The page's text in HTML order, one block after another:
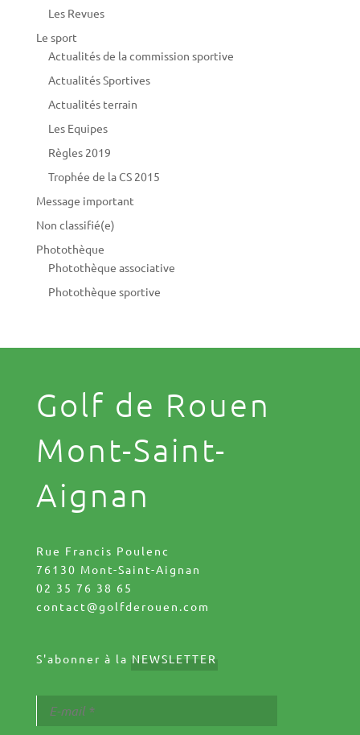
Les Revues
Le sport
Actualités de la commission sportive
Actualités Sportives
Actualités terrain
Les Equipes
Règles 2019
Trophée de la CS 2015
Message important
Non classifié(e)
Photothèque
Photothèque associative
Photothèque sportive
Golf de Rouen
Mont-Saint-
Aignan
Rue Francis Poulenc
76130 Mont-Saint-Aignan
02 35 76 38 65
contact@golfderouen.com
S'abonner à la NEWSLETTER